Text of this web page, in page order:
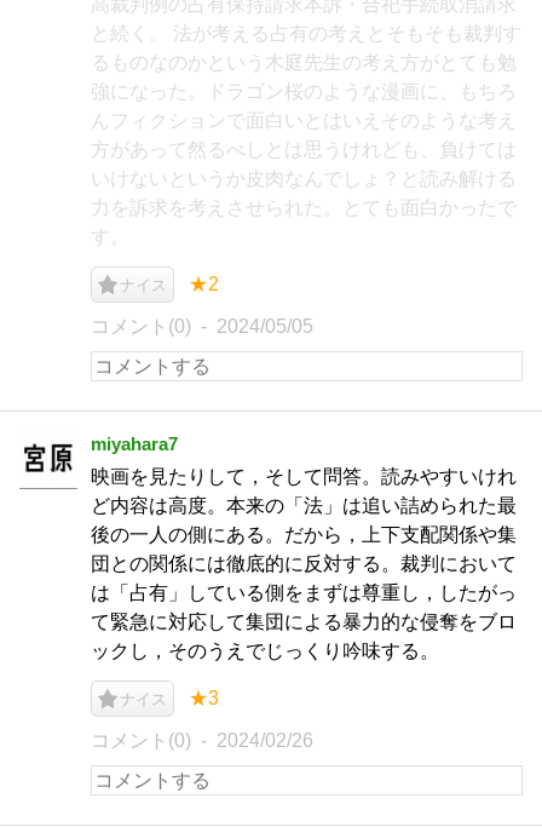
高裁判例の占有保持請求本訴・合祀手続取消請求
と続く。 法が考える占有の考えとそもそも裁判す
るものなのかという木庭先生の考え方がとても勉
強になった。ドラゴン桜のような漫画に、もちろ
んフィクションで面白いとはいえそのような考え
方があって然るべしとは思うけれども、負けては
いけないというか皮肉なんでしょ？と読み解ける
力を訴求を考えさせられた。とても面白かったで
す。
ナイス ★2
コメント(0) 2024/05/05
miyahara7
映画を見たりして，そして問答。読みやすいけれ
ど内容は高度。本来の「法」は追い詰められた最
後の一人の側にある。だから，上下支配関係や集
団との関係には徹底的に反対する。裁判において
は「占有」している側をまずは尊重し，したがっ
て緊急に対応して集団による暴力的な侵奪をブロ
ックし，そのうえでじっくり吟味する。
ナイス ★3
コメント(0) 2024/02/26